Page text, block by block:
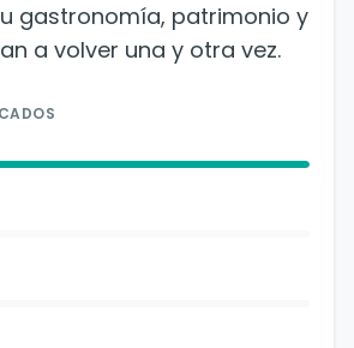
gastronomía, patrimonio y
a volver una y otra vez.